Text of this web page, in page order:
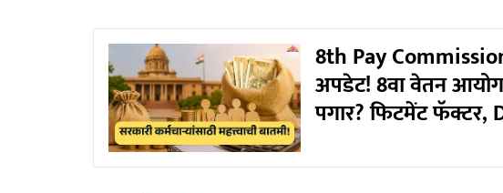
8th Pay
अपडेट! 8वा वेतन
पगार? फिटमेंट फॅक्टर,